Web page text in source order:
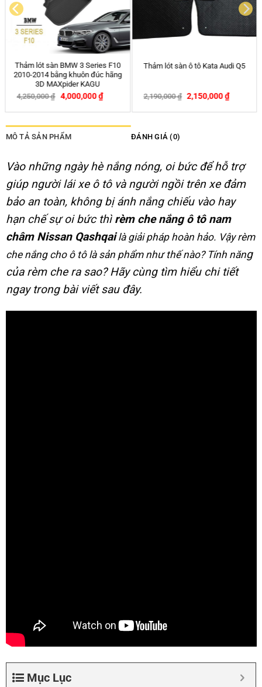
Giá đỡ điện thoại trên ô tô Hoco
CA5
150,000₫
Ốp Chìa Khóa Ô tô Ford Explorer –
120,000 ₫ – 290,000
MÔ TẢ SẢN PHẨM ĐÁNH GIÁ (0)
Vào những ngày hè nắng nóng, oi bức để hỗ trợ
giúp người lái xe ô tô và người ngồi trên xe đảm
bảo an toàn, không bị ánh nắng chiếu vào hay
hạn chế sự oi bức thì rèm che nắng ô tô nam
châm Nissan Qashqailà giải pháp hoàn hảo. Vậy rèm
che nắng cho ô tô là sản phẩm như thế nào? Tính năng
của rèm che ra sao? Hãy cùng tìm hiểu chi tiết
ngay trong bài viết sau đây.
Mục Lục